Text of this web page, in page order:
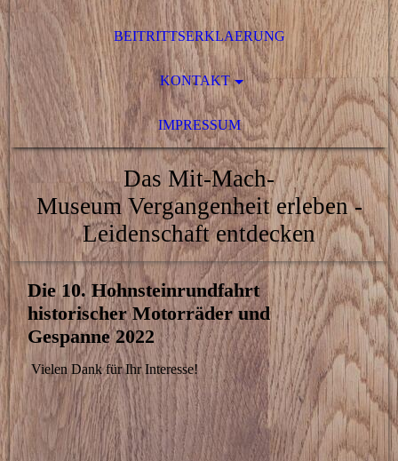
BEITRITTSERKLAERUNG
KONTAKT
IMPRESSUM
Das Mit-Mach-
Museum Vergangenheit erleben -
Leidenschaft entdecken
Die 10. Hohnsteinrundfahrt
historischer Motorräder und
Gespanne 2022
Vielen Dank für Ihr Interesse!